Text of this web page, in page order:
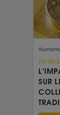
15/10/
SUR